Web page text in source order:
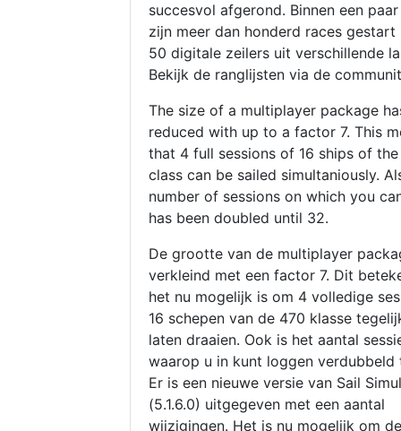
succesvol afgerond. Binnen een
zijn meer dan honderd races gestart
50 digitale zeilers uit verschillende
Bekijk de ranglijsten via de
The size of a multiplayer package
reduced with up to a factor 7. This
that 4 full sessions of 16 ships of
class can be sailed simultaniously.
number of sessions on which you
has been doubled until 32.
De grootte van de multiplayer
verkleind met een factor 7. Dit
het nu mogelijk is om 4 volledige
16 schepen van de 470 klasse
laten draaien. Ook is het aantal
waarop u in kunt loggen verdubbeld
Er is een nieuwe versie van Sail
(5.1.6.0) uitgegeven met een aantal
wijzigingen. Het is nu mogelijk om de